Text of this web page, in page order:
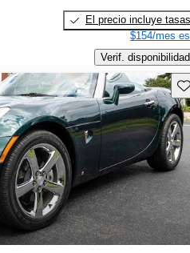
El precio incluye tasas
$154/mes
Verif. disponibilidad